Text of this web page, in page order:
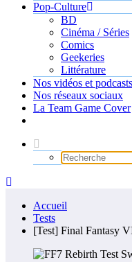
Pop-Culture
BD
Cinéma / Séries
Comics
Geekeries
Littérature
Nos vidéos et podcasts
Nos réseaux sociaux
La Team Game Cover
Accueil
Tests
[Test] Final Fantasy